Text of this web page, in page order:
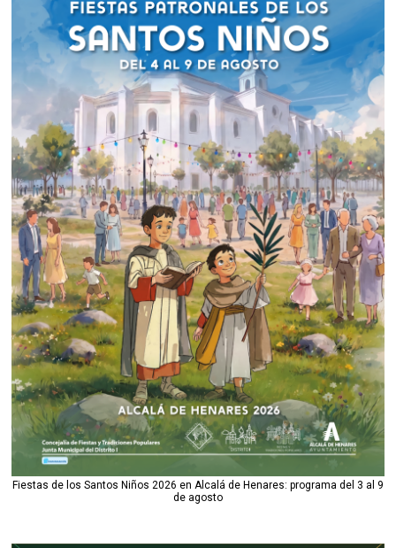
Fiestas de los Santos Niños 2026 en Alcalá de Henares: programa del 3 al 9
de agosto